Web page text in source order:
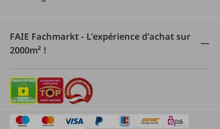
FAIE Fachmarkt - L'expérience d'achat sur
2000m² !